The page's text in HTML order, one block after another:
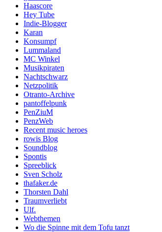
Haascore
Hey Tube
Indie-Blogger
Karan
Konsumpf
Lummaland
MC Winkel
Musikpiraten
Nachtschwarz
Netzpolitik
Otranto-Archive
pantoffelpunk
PenZiuM
PenzWeb
Recent music heroes
rowis Blog
Soundblog
Spontis
Spreeblick
Sven Scholz
thafaker.de
Thorsten Dahl
Traumverliebt
Ulf.
Webthemen
Wo die Spinne mit dem Tofu tanzt